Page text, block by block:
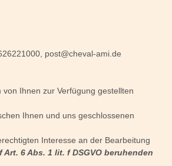
post@cheval-ami.de
Ihnen zur Verfügung gestellten
Ihnen und uns geschlossenen
Interesse an der Bearbeitung
6 Abs. 1 lit. f DSGVO beruhenden